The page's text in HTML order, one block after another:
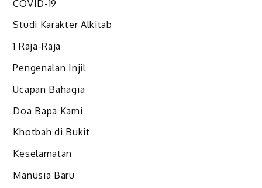
COVID-19
Studi Karakter Alkitab
1 Raja-Raja
Pengenalan Injil
Ucapan Bahagia
Doa Bapa Kami
Khotbah di Bukit
Keselamatan
Manusia Baru